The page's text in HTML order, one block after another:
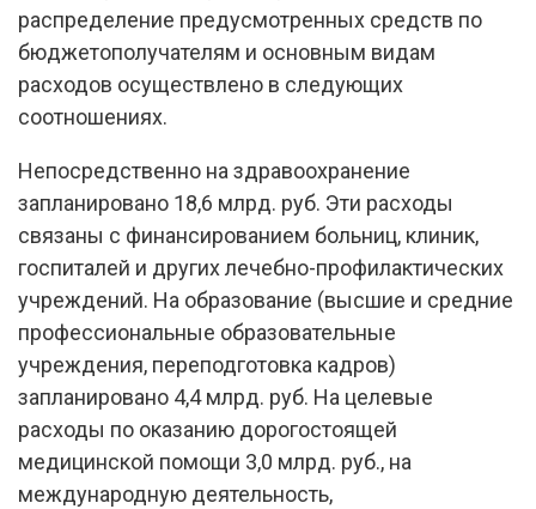
распределение предусмотренных средств по
бюджетополучателям и основным видам
расходов осуществлено в следующих
соотношениях.
Непосредственно на здравоохранение
запланировано 18,6 млрд. руб. Эти расходы
связаны с финансированием больниц, клиник,
госпиталей и других лечебно-профилактических
учреждений. На образование (высшие и средние
профессиональные образовательные
учреждения, переподготовка кадров)
запланировано 4,4 млрд. руб. На целевые
расходы по оказанию дорогостоящей
медицинской помощи 3,0 млрд. руб., на
международную деятельность,